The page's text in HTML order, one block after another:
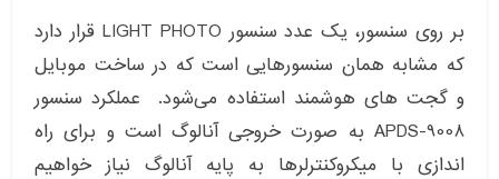
بر روی سنسور، یک عدد سنسور LIGHT PHOTO قرار دارد
که مشابه همان سنسورهایی است که در ساخت موبایل
و گجت های هوشمند استفاده می‌شود. عملکرد سنسور
APDS-9008 به صورت خروجی آنالوگ است و برای راه
اندازی با میکروکنترلرها به پایه آنالوگ نیاز خواهیم